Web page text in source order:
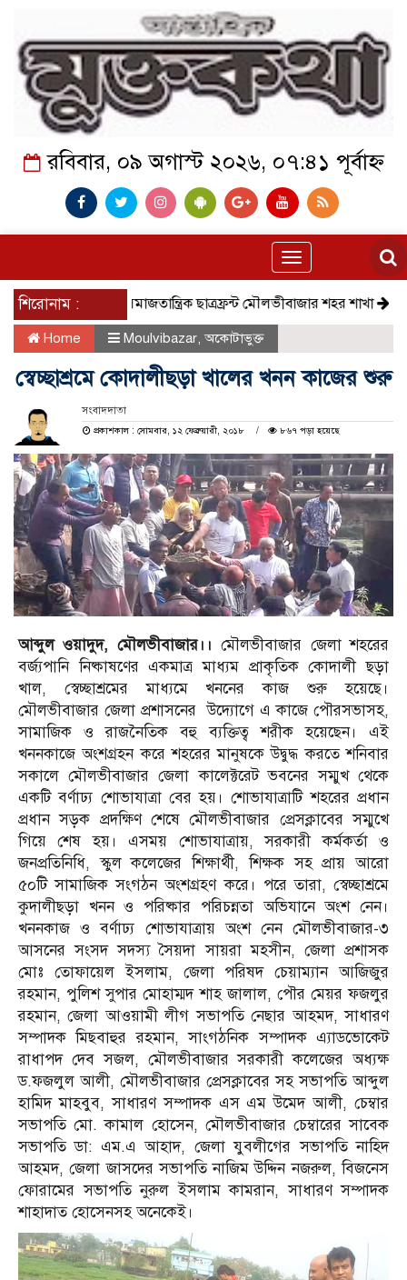
রবিবার, ০৯ অগাস্ট ২০২৬, ০৭:৪১ পূর্বাহ্ন
Toggle
navigation
শিরোনাম :সমাজতান্ত্রিক ছাত্রফ্রন্ট মৌলভীবাজার শহর শাখা কেমন আছে
Home Moulvibazar, অকোটাভুক্ত
স্বেচ্ছাশ্রমে কোদালীছড়া খালের খনন কাজের শুরু
সংবাদদাতা
প্রকাশকাল : সোমবার, ১২ ফেব্রুয়ারী, ২০১৮
৮৬৭ পড়া হয়েছে
আব্দুল ওয়াদুদ, মৌলভীবাজার।। মৌলভীবাজার জেলা শহরের
বর্জ্যপানি নিষ্কাষণের একমাত্র মাধ্যম প্রাকৃতিক কোদালী ছড়া
খাল, স্বেচ্ছাশ্রমের মাধ্যমে খননের কাজ শুরু হয়েছে।
মৌলভীবাজার জেলা প্রশাসনের উদ্যোগে এ কাজে পৌরসভাসহ,
সামাজিক ও রাজনৈতিক বহু ব্যক্তিত্ব শরীক হয়েছেন। এই
খননকাজে অংশগ্রহন করে শহরের মানুষকে উদ্বুদ্ধ করতে শনিবার
সকালে মৌলভীবাজার জেলা কালেক্টরেট ভবনের সম্মুখ থেকে
একটি বর্ণাঢ্য শোভাযাত্রা বের হয়। শোভাযাত্রাটি শহরের প্রধান
প্রধান সড়ক প্রদক্ষিণ শেষে মৌলভীবাজার প্রেসক্লাবের সম্মুখে
গিয়ে শেষ হয়। এসময় শোভাযাত্রায়, সরকারী কর্মকর্তা ও
জনপ্রতিনিধি, স্কুল কলেজের শিক্ষার্থী, শিক্ষক সহ প্রায় আরো
৫০টি সামাজিক সংগঠন অংশগ্রহণ করে। পরে তারা, স্বেচ্ছাশ্রমে
কুদালীছড়া খনন ও পরিষ্কার পরিচন্নতা অভিযানে অংশ নেন।
খননকাজ ও বর্ণাঢ্য শোভাযাত্রায় অংশ নেন মৌলভীবাজার-৩
আসনের সংসদ সদস্য সৈয়দা সায়রা মহসীন, জেলা প্রশাসক
মোঃ তোফায়েল ইসলাম, জেলা পরিষদ চেয়াম্যান আজিজুর
রহমান, পুলিশ সুপার মোহাম্মদ শাহ জালাল, পৌর মেয়র ফজলুর
রহমান, জেলা আওয়ামী লীগ সভাপতি নেছার আহমদ, সাধারণ
সম্পাদক মিছবাহুর রহমান, সাংগঠনিক সম্পাদক এ্যাডভোকেট
রাধাপদ দেব সজল, মৌলভীবাজার সরকারী কলেজের অধ্যক্ষ
ড.ফজলুল আলী, মৌলভীবাজার প্রেসক্লাবের সহ সভাপতি আব্দুল
হামিদ মাহবুব, সাধারণ সম্পাদক এস এম উমেদ আলী, চেম্বার
সভাপতি মো. কামাল হোসেন, মৌলভীবাজার চেম্বারের সাবেক
সভাপতি ডা: এম.এ আহাদ, জেলা যুবলীগের সভাপতি নাহিদ
আহমদ, জেলা জাসদের সভাপতি নাজিম উদ্দিন নজরুল, বিজনেস
ফোরামের সভাপতি নুরুল ইসলাম কামরান, সাধারণ সম্পাদক
শাহাদাত হোসেনসহ অনেকেই।